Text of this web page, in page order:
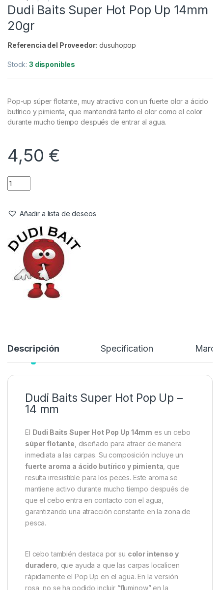
Cebos ,Pop-Ups
Dudi Baits Super Hot Pop Up 14mm
Referencia del Proveedor:
Stock:
butírico y pimienta, que mantendrá tanto el olor como el color
durante mucho tiempo después de entrar al agua.
4,50€
Descripción Specification
Dudi Baits Super Hot Pop Up –
14 mm
El Dudi Baits Super Hot Pop Up 14mmes un cebo
súper flotante , diseñado para atraer de manera
inmediata a las carpas. Su composición incluye un
fuerte aroma a ácido butírico y pimienta, que